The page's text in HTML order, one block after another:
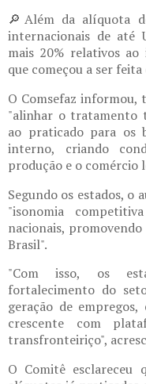
🔎Além da alíquota
internacionais de até
mais 20% relativos
que começou a ser
O Comsefaz informou,
"alinhar o tratamento
ao praticado para os
interno, criando
produção e o comércio
Segundo os estados,
"isonomia
nacionais,
Brasil".
"Com isso, os
fortalecimento do
geração de
crescente com
transfronteiriço",
O Comitê esclareceu